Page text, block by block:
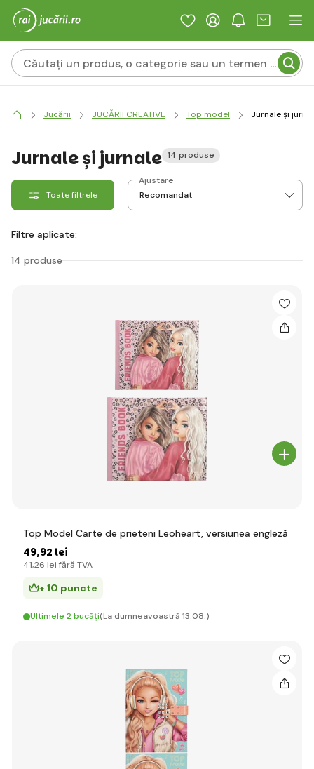
Jucării JUCĂRII CREATIVE Top model Jurnale și
Jurnale și jurnale 14 produse
Toate filtrele
Ajustare
Filtre aplicate:
14 produse
Top Model Carte de prieteni Leoheart, versiunea engleză
49,92 lei
41,26 lei fără TVA
+ 10 puncte
Ultimele 2 bucăți(La dumneavoastră 13.08.)